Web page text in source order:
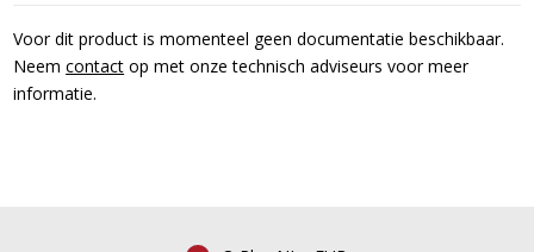
Voor dit product is momenteel geen documentatie beschikbaar.
Neemcontact op met onze technisch adviseurs voor meer
informatie.